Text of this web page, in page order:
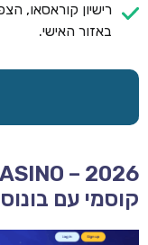
באזור האישי.
קוסמי עם